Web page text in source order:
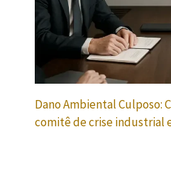
Dano Ambiental Culposo:
comitê de crise industrial